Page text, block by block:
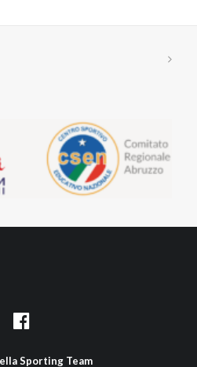
Sporting Team